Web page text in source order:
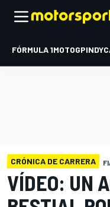
FÓRMULA 1MOTOGP
CRÓNICA DE CARRERA
VÍDEO: UN